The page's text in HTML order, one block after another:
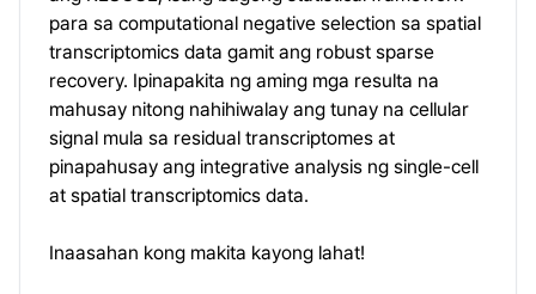
para sa computational negative selection sa spatial
transcriptomics data gamit ang robust sparse
recovery. Ipinapakita ng aming mga resulta na
mahusay nitong nahihiwalay ang tunay na cellular
signal mula sa residual transcriptomes at
pinapahusay ang integrative analysis ng single-cell
at spatial transcriptomics data.
Inaasahan kong makita kayong lahat!